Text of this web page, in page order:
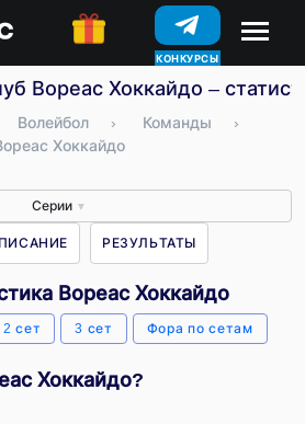
КОНКУРСЫ
Вореас Хоккайдо –
Волейбол › Команды
›
Хоккайдо
Серии ▼
РЕЗУЛЬТАТЫ
Вореас Хоккайдо
2 сет 3 сет Фора по сетам
Хоккайдо?